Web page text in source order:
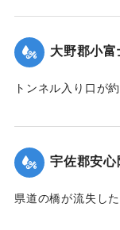
｜固有コード:
大野郡小
トンネル入り口が
動車の運転手、10
は人馬の通行も安
で極めて通行困難
【出典：大分新聞
宇佐郡安心
県道の橋が流失した